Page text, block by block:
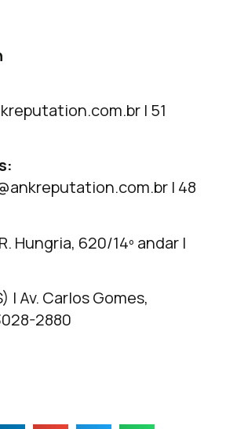
| 51
| 48
Hungria, 620/14º andar |
| Av. Carlos Gomes,
2880